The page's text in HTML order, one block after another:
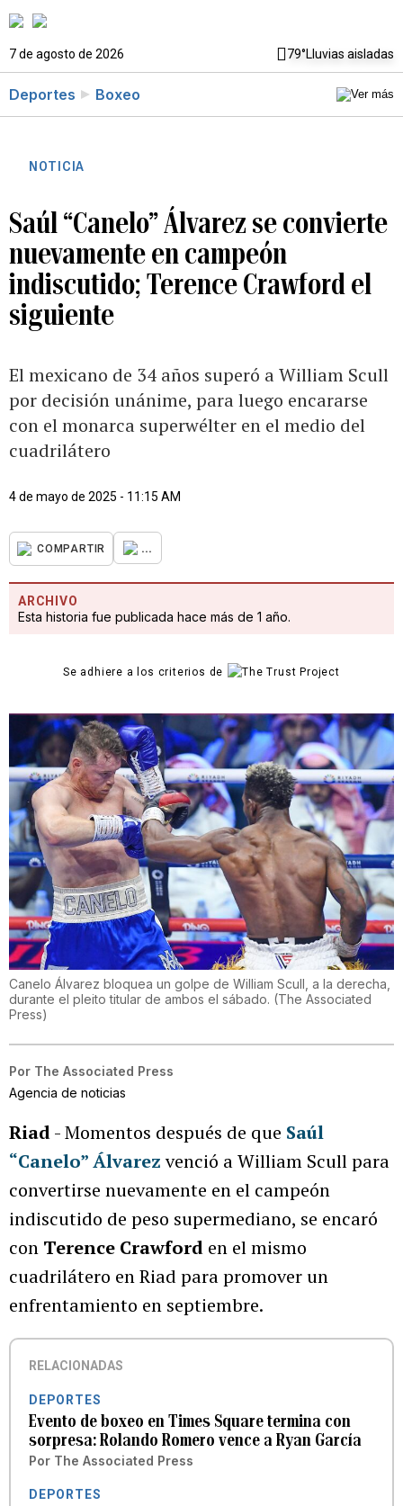
7 de agosto de 2026 79°Lluvias aisladas
Deportes Boxeo
NOTICIA
Saúl “Canelo” Álvarez se convierte
nuevamente en campeón
indiscutido; Terence Crawford el
siguiente
El mexicano de 34 años superó a William Scull
por decisión unánime, para luego encararse
con el monarca superwélter en el medio del
cuadrilátero
4 de mayo de 2025 - 11:15 AM
COMPARTIR ...
ARCHIVO
Esta historia fue publicada hace más de 1 año.
Se adhiere a los criterios de
Canelo Álvarez bloquea un golpe de William Scull, a la derecha,
durante el pleito titular de ambos el sábado. (The Associated
Press)
Por The Associated Press
Agencia de noticias
Riad- Momentos después de que Saúl
“Canelo” Álvarezvenció a William Scull para
convertirse nuevamente en el campeón
indiscutido de peso supermediano, se encaró
con Terence Crawford en el mismo
cuadrilátero en Riad para promover un
enfrentamiento en septiembre.
RELACIONADAS
DEPORTES
Evento de boxeo en Times Square termina con
sorpresa: Rolando Romero vence a Ryan García
Por The Associated Press
DEPORTES